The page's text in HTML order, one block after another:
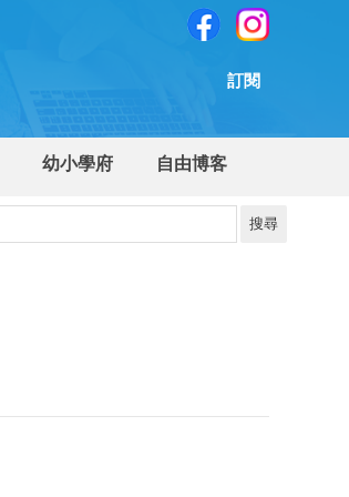
訂閱
幼小學府 自由博客
搜尋